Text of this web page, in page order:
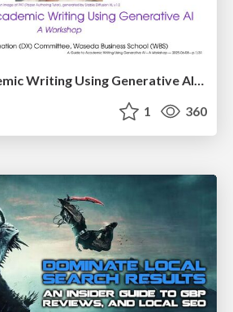
A Guide to Academic Writing Using Generative AI - A Workshop
1 360